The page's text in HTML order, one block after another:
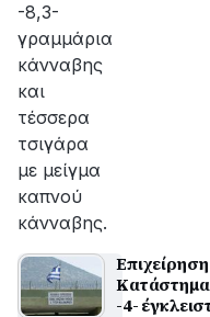
-8,3-
γραμμάρια
κάνναβης
και
τέσσερα
τσιγάρα
με μείγμα
καπνού
κάνναβης.
-4-